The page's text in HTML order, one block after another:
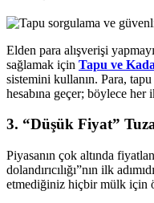
Elden para alışverişi
sağlamak için Tapu ve
sistemini kullanın. Para, tapu
hesabına geçer; böylece
3. “Düşük Fiyat”
Piyasanın çok altında
dolandırıcılığı”nın ilk
etmediğiniz hiçbir mülk için